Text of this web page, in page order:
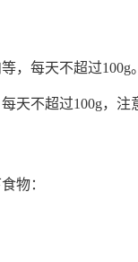
，每天不超过100g。
天不超过100g，注
物：